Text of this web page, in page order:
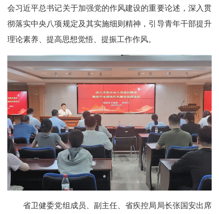
会习近平总书记关于加强党的作风建设的重要论述，深入贯
彻落实中央八项规定及其实施细则精神，引导青年干部提升
理论素养、提高思想觉悟、提振工作作风。
省卫健委党组成员、副主任、省疾控局局长张国安出席